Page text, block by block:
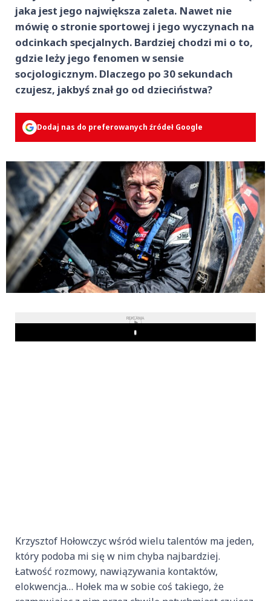
jaka jest jego największa zaleta. Nawet nie
mówię o stronie sportowej i jego wyczynach na
odcinkach specjalnych. Bardziej chodzi mi o to,
gdzie leży jego fenomen w sensie
socjologicznym. Dlaczego po 30 sekundach
czujesz, jakbyś znał go od dzieciństwa?
Dodaj nas do preferowanych źródeł Google
REKLAMA
Play
Krzysztof Hołowczyc wśród wielu talentów ma jeden,
który podoba mi się w nim chyba najbardziej.
Łatwość rozmowy, nawiązywania kontaktów,
elokwencja… Hołek ma w sobie coś takiego, że